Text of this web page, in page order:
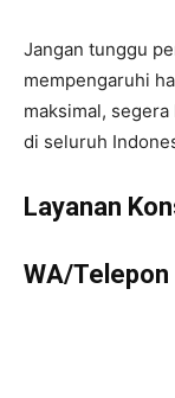
Jangan tunggu
mempengaruhi
maksimal,
di seluruh
Layanan
WA/Telepon